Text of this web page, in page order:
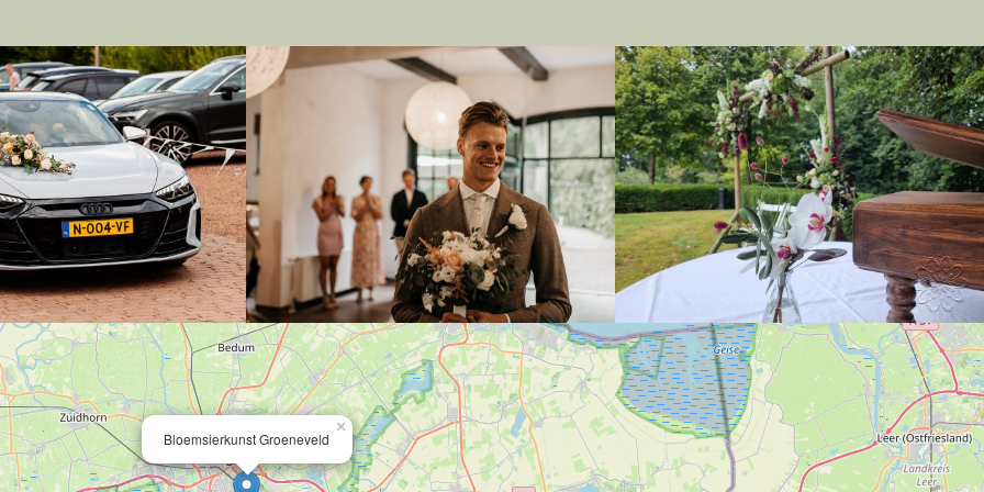
Bloemsierkunst Groeneveld
×